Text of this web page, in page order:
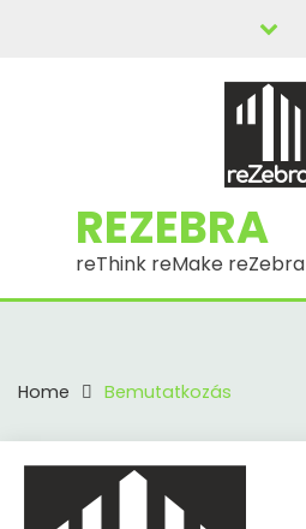
REZEBRA
reThink reMake reZebra
Home Bemutatkozás